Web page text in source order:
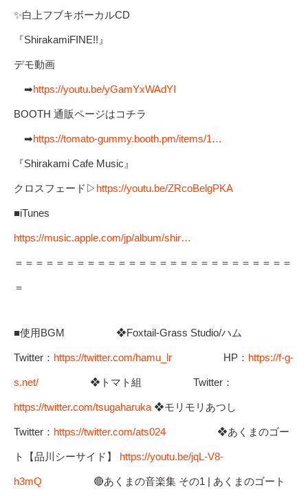
✨白上フブキボーカルCD
『ShirakamiFINE!!』
デモ動画
➡https://youtu.be/yGamYxWAdYI
BOOTH 通販ページはコチラ
➡https://tomato-gummy.booth.pm/items/1…
『Shirakami Cafe Music』
クロスフェード▷ https://youtu.be/ZRcoBelgPKA
■iTunes
https://music.apple.com/jp/album/shir…
＝＝＝＝＝＝＝＝＝＝＝＝＝＝＝＝＝＝＝＝＝＝＝＝＝＝＝
＝
■使用BGM ❖Foxtail-Grass Studio/ハム
Twitter： https://twitter.com/hamu_lr HP： https://f-g-
s.net/ ❖トマト組 Twitter：
https://twitter.com/tsugaharuka ❖モリモリあつし
Twitter： https://twitter.com/ats024 ❖あくまのゴー
ト【品川シーサイド】 https://youtu.be/jqL-V8-
h3mQ 🔴あくまの音楽集 その1 | あくまのゴート